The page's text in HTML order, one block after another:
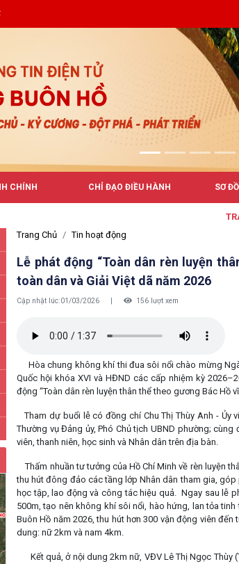
CHÍNH CHỈ ĐẠO ĐIỀU HÀNH SƠ
TRANG THÔNG
Trang Chủ Tin hoạt động
Lễ phát động “Toàn dân rèn luyện
toàn dân và Giải Việt dã năm 2026
Cập nhật lúc:01/03/2026 | 156 lượt xem
Hòa chung không khí thi đua sôi nổi chào mừng
Quốc hội khóa XVI và HĐND các cấp nhiệm kỳ
động “Toàn dân rèn luyện thân thể theo gương Bác Hồ
Tham dự buổi lễ có đồng chí Chu Thị Thùy Anh - Ủy
Thường vụ Đảng ủy, Phó Chủ tịch UBND phường;
viên, thanh niên, học sinh và Nhân dân trên địa bàn.
Thấm nhuần tư tưởng của Hồ Chí Minh về rèn luyện
thu hút đông đảo các tầng lớp Nhân dân tham gia,
học tập, lao động và công tác hiệu quả. Ngay sau lễ
500m, tạo nên không khí sôi nổi, hào hứng, lan tỏa
Buôn Hồ năm 2026, thu hút hơn 300 vận động viên
dung: nữ 2km và nam 4km.
Kết quả, ở nội dung 2km nữ, VĐV Lê Thị Ngọc Thùy